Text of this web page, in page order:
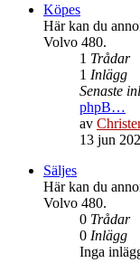
Köpes
Här kan du
Volvo 480.
1 Trådar
1 Inlägg
Senaste
phpB…
av
13 jun
Säljes
Här kan du
Volvo 480.
0 Trådar
0 Inlägg
Inga